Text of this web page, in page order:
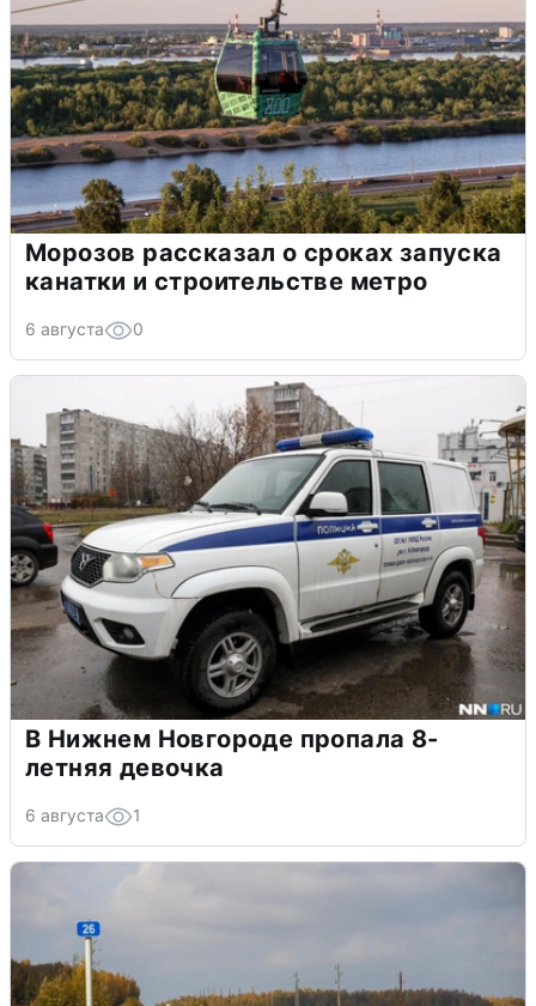
Морозов рассказал о сроках запуска
канатки и строительстве метро
6 августа 0
В Нижнем Новгороде пропала 8-
летняя девочка
6 августа 1